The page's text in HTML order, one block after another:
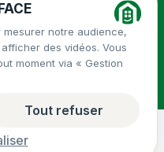
Mentions légales
de confidentialité
notre audience,
des vidéos. Vous
moment via « Gestion
Tout refuser